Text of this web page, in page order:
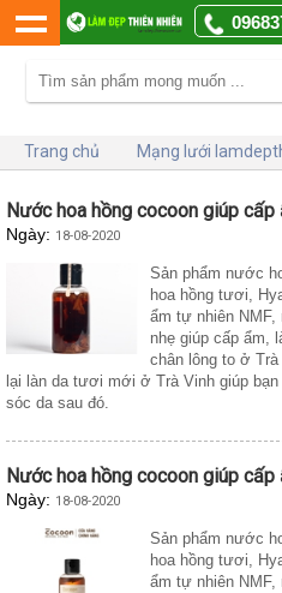
Trang chủ Mạng lưới
Nước hoa hồng cocoon giúp cấp
Ngày: 18-08-2020
Sản phẩm nước
hoa hồng tươi,
ẩm tự nhiên
nhẹ giúp cấp ẩm,
chân lông to ở
lại làn da tươi mới ở Trà Vinh giúp
sóc da sau đó.
Nước hoa hồng cocoon giúp cấp
Ngày: 18-08-2020
Sản phẩm nước
hoa hồng tươi,
ẩm tự nhiên